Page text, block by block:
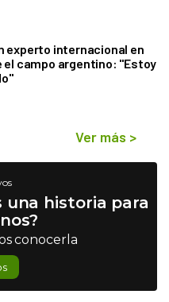
experto internacional en
campo argentino: "Estoy
Ver más >
una historia para
conocerla